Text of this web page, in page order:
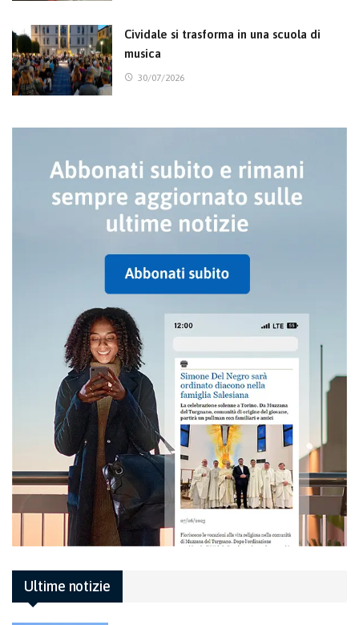
Cividale si trasforma in una scuola di
musica
30/07/2026
Ultime notizie